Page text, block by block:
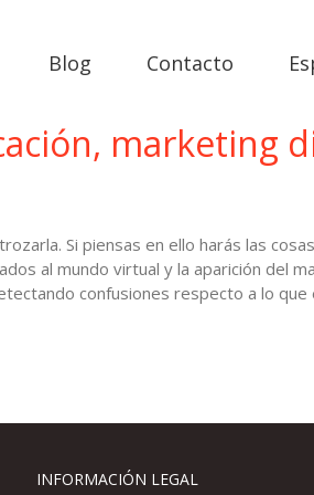
Blog Contacto
marketing
Si piensas en ello harás las
al mundo virtual y la aparición del
confusiones respecto a lo que
INFORMACIÓN LEGAL